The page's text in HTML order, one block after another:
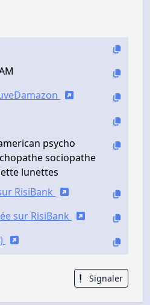
psycho
sociopathe
lunettes
RisiBank
sur RisiBank
Signaler